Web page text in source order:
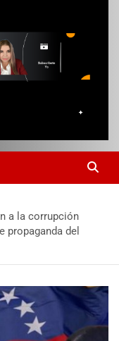
a la corrupción
propaganda del